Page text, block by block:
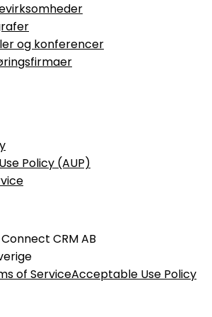
og konferencer
Policy (AUP)
CRM AB
of ServiceAcceptable Use Policy